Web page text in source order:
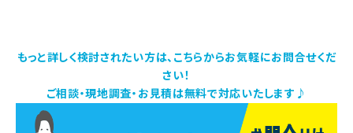
もっと詳しく検討されたい方は、こちらからお気軽にお問合せくだ
さい！
ご相談・現地調査・お見積は無料で対応いたします♪